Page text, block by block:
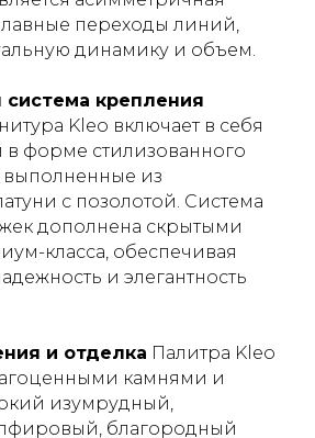
переходы линий,
динамику и объем.
система крепления
Kleo включает в себя
в форме стилизованного
выполненные из
с позолотой. Система
дополнена скрытыми
класса, обеспечивая
и элегантность
и отделка Палитра Kleo
камнями и
изумрудный,
благородный